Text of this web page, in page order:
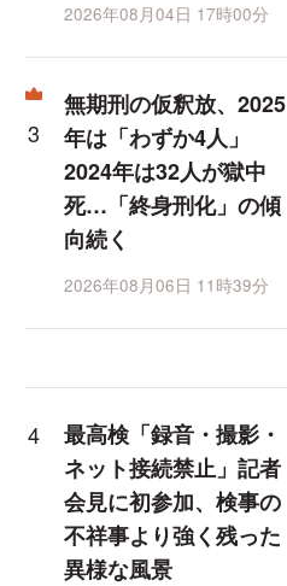
2026年08月04日 17時00分
無期刑の仮釈放、2025
年は「わずか4人」
2024年は32人が獄中
死…「終身刑化」の傾
向続く
2026年08月06日 11時39分
最高検「録音・撮影・
ネット接続禁止」記者
会見に初参加、検事の
不祥事より強く残った
異様な風景